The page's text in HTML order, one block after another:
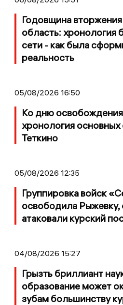
Годовщина
область: хронология
сети - как была
реальность
05/08/2026 16:50
Ко дню
хронология
Теткино
05/08/2026 12:35
Группировка войск
освободила
атаковали курский
04/08/2026 15:27
Грызть бриллиант
образование может
зубам большинству